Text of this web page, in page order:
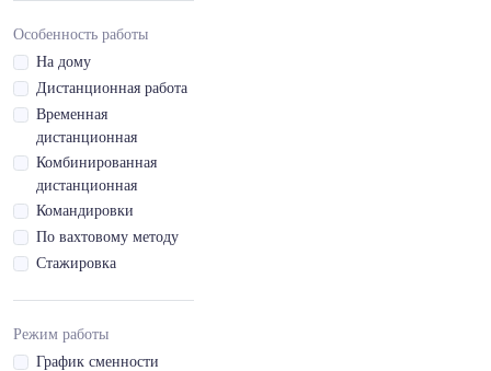
B1
Водительское
удостоверение кат.
Водительское
удостоверение кат.
Водительское
удостоверение кат.
C1E
Водительское
деятельность
Бытовое
обслуживание
населения
Защита
государства и
личности
Профессии, общие
для всех сфер
деятельности
общие для всех
сфер деятельности
Особенность работы
На дому
Дистанционная работа
Временная
дистанционная
Комбинированная
дистанционная
Командировки
По вахтовому методу
Стажировка
Режим работы
График сменности